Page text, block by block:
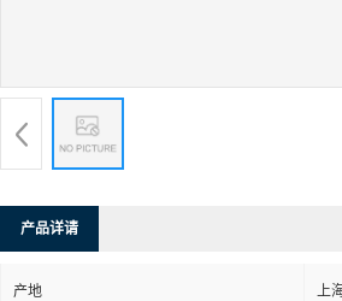
产品详请
产地 上